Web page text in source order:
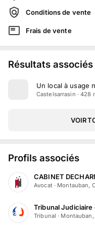
Conditions de vente
Frais de vente
Résultats associés
Un local à usage
Castelsarrasin · 428
VOIR
Profils associés
CABINET
Avocat· Montauban,
Tribunal Judiciaire
Tribunal ·